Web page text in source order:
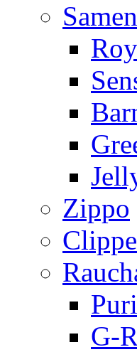
Samen
Zippo
G-